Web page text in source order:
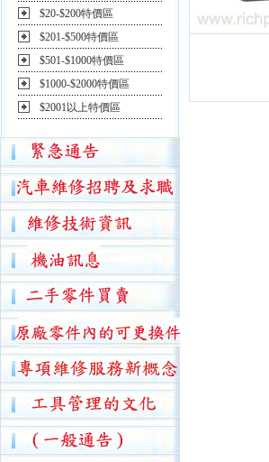
$20-$200特價區
$201-$500特價區
$501-$1000特價區
$1000-$2000特價區
$2001以上特價區